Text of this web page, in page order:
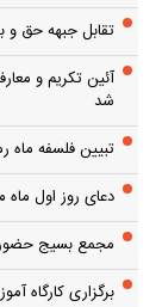
تقابل جبهه حق
آئین تکریم و
شد
تبیین فلسفه ماه
دعای روز اول
مجمع بسیج حضور
برگزاری کارگاه